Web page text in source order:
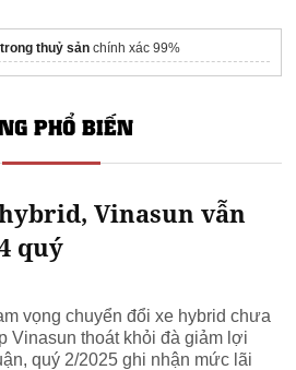
thuỷ sản chính xác 99%
PHỔ BIẾN
Vinasun vẫn
quý
vọng chuyển đổi xe hybrid chưa
Vinasun thoát khỏi đà giảm lợi
quý 2/2025 ghi nhận mức lãi